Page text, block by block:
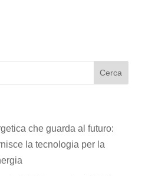
che guarda al futuro:
la tecnologia per la